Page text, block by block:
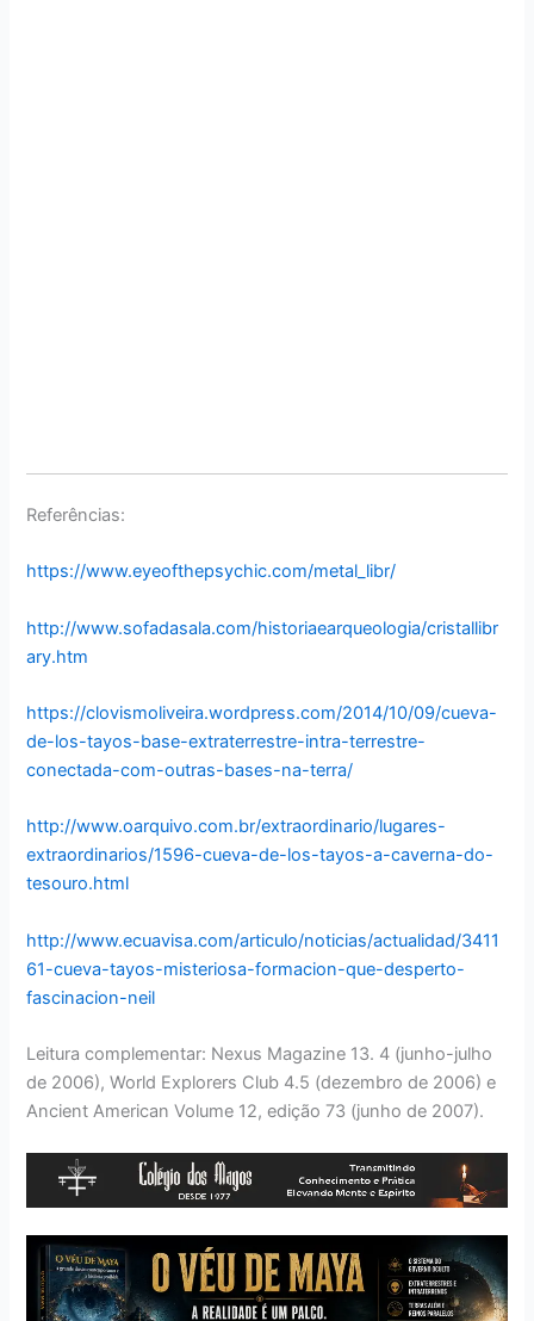
Referências:
https://www.eyeofthepsychic.com/metal_libr/
http://www.sofadasala.com/historiaearqueologia/cristallibr
ary.htm
https://clovismoliveira.wordpress.com/2014/10/09/cueva-
de-los-tayos-base-extraterrestre-intra-terrestre-
conectada-com-outras-bases-na-terra/
http://www.oarquivo.com.br/extraordinario/lugares-
extraordinarios/1596-cueva-de-los-tayos-a-caverna-do-
tesouro.html
http://www.ecuavisa.com/articulo/noticias/actualidad/3411
61-cueva-tayos-misteriosa-formacion-que-desperto-
fascinacion-neil
Leitura complementar: Nexus Magazine 13. 4 (junho-julho
de 2006), World Explorers Club 4.5 (dezembro de 2006) e
Ancient American Volume 12, edição 73 (junho de 2007).